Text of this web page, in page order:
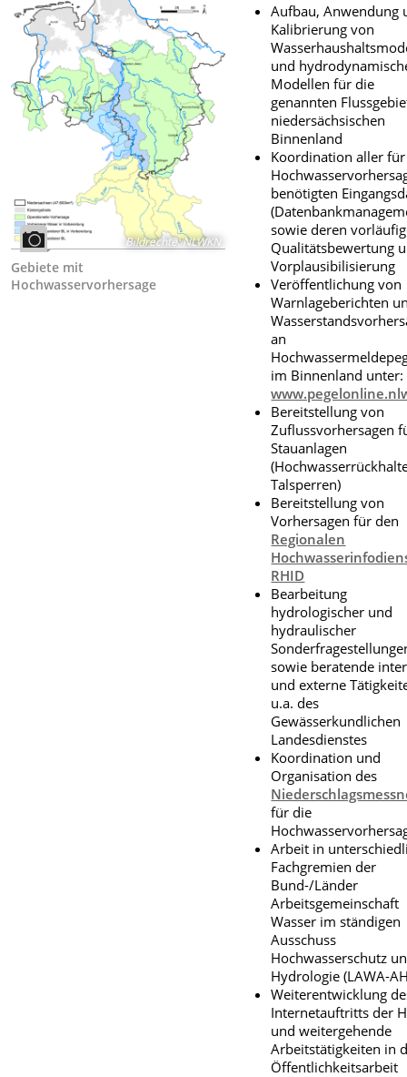
Bildrechte:NLWKN
Gebiete mit
Hochwasservorhersage
Aufbau, Anwendung
Kalibrierung von
und
Modellen für die
genannten
niedersächsischen
Binnenland
Koordination aller
benötigten
sowie deren
Qualitätsbewertung
Vorplausibilisierung
Veröffentlichung von
Warnlageberichten
an
im Binnenland unter:
Bereitstellung von
Zuflussvorhersagen
Stauanlagen
Talsperren)
Bereitstellung von
Vorhersagen für den
Regionalen
RHID
Bearbeitung
hydrologischer und
hydraulischer
sowie beratende
und externe
u.a. des
Gewässerkundlichen
Landesdienstes
Koordination und
Organisation des
für die
Arbeit in
Fachgremien der
Bund-/Länder
Arbeitsgemeinschaft
Wasser im ständigen
Ausschuss
Hochwasserschutz
Hydrologie (LAWA-
Weiterentwicklung
Internetauftritts der
und weitergehende
Arbeitstätigkeiten in
Öffentlichkeitsarbeit